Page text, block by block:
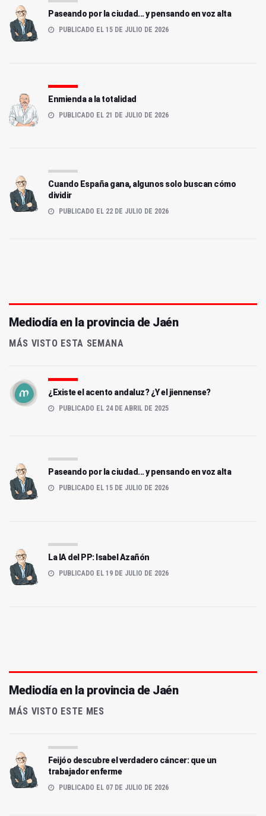
Paseando por la ciudad... y pensando en voz alta
PUBLICADO EL 15 DE JULIO DE 2026
Enmienda a la totalidad
PUBLICADO EL 21 DE JULIO DE 2026
Cuando España gana, algunos solo buscan cómo
dividir
PUBLICADO EL 22 DE JULIO DE 2026
Mediodía en la provincia de Jaén
MÁS VISTO ESTA SEMANA
¿Existe el acento andaluz? ¿Y el jiennense?
PUBLICADO EL 24 DE ABRIL DE 2025
Paseando por la ciudad... y pensando en voz alta
PUBLICADO EL 15 DE JULIO DE 2026
La IA del PP: Isabel Azañón
PUBLICADO EL 19 DE JULIO DE 2026
Mediodía en la provincia de Jaén
MÁS VISTO ESTE MES
Feijóo descubre el verdadero cáncer: que un
trabajador enferme
PUBLICADO EL 07 DE JULIO DE 2026